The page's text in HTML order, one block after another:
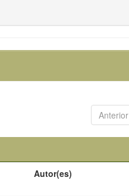
Anterior
Autor(es)